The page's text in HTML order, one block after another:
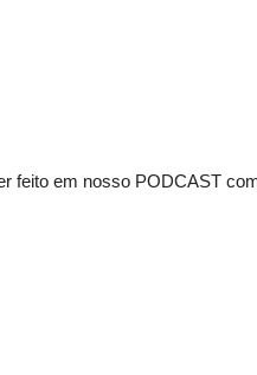
feito em nosso PODCAST